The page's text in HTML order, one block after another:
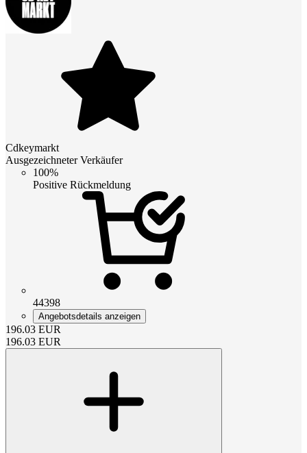
Cdkeymarkt
Ausgezeichneter Verkäufer
100%
Positive Rückmeldung
44398
Angebotsdetails anzeigen
196.03 EUR
196.03 EUR